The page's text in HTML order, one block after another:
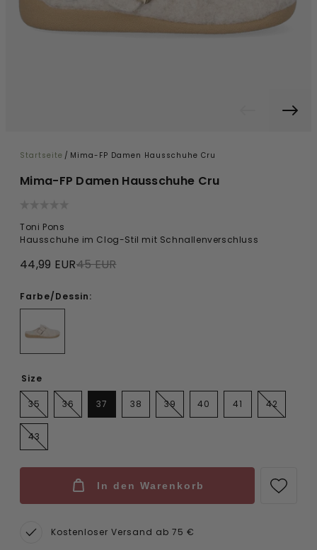
Startseite / Mima-FP Damen Hausschuhe Cru
Mima-FP Damen Hausschuhe Cru
Toni Pons
Hausschuhe im Clog-Stil mit Schnallenverschluss
44,99 EUR45 EUR
Farbe/Dessin:
Size
35 36 37 38 39 40 41 42
43
In den Warenkorb
Kostenloser Versand ab 75 €